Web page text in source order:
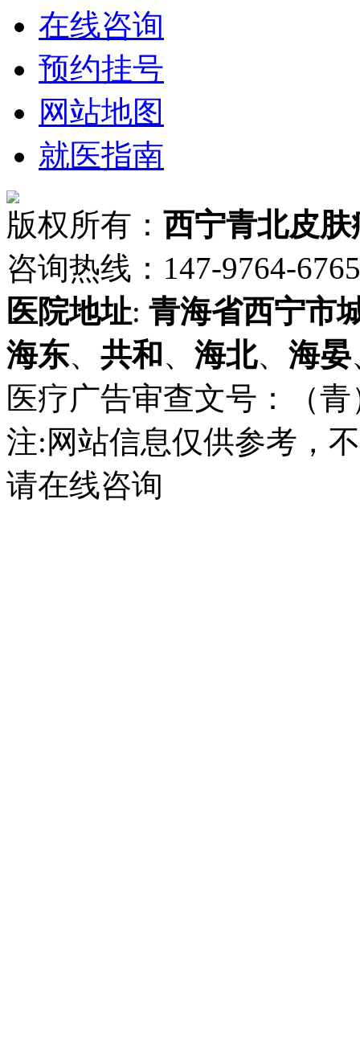
在线咨询
预约挂号
网站地图
就医指南
版权所有： 西宁青北皮肤
咨询热线：147-9764-
医院地址: 青海省西宁市
海东、 共和 、 海北、 海晏
医疗广告审查文号：（
注:网站信息仅供参考，
请在线咨询